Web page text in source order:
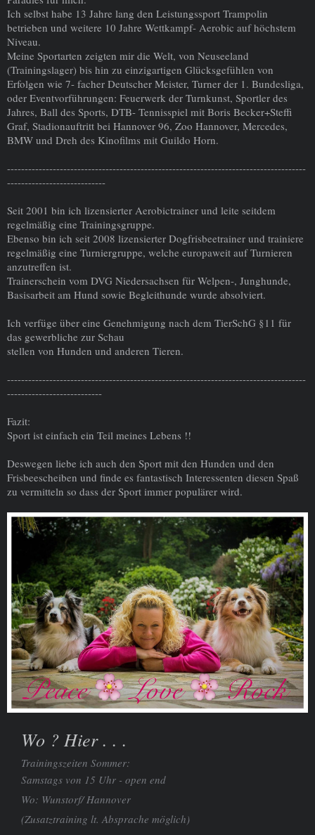
Ich selbst habe 13 Jahre lang den Leistungssport Trampolin
betrieben und weitere 10 Jahre Wettkampf- Aerobic auf höchstem
Niveau.
Meine Sportarten zeigten mir die Welt, von Neuseeland
(Trainingslager) bis hin zu einzigartigen Glücksgefühlen von
Erfolgen wie 7- facher Deutscher Meister, Turner der 1. Bundesliga,
oder Eventvorführungen: Feuerwerk der Turnkunst, Sportler des
Jahres, Ball des Sports, DTB- Tennisspiel mit Boris Becker+Steffi
Graf, Stadionauftritt bei Hannover 96, Zoo Hannover, Mercedes,
BMW und Dreh des Kinofilms mit Guildo Horn.
-------------------------------------------------------------------------------------
----------------------------
Seit 2001 bin ich lizensierter Aerobictrainer und leite seitdem
regelmäßig eine Trainingsgruppe.
Ebenso bin ich seit 2008 lizensierter Dogfrisbeetrainer und trainiere
regelmäßig eine Turniergruppe, welche europaweit auf Turnieren
anzutreffen ist.
Trainerschein vom DVG Niedersachsen für Welpen-, Junghunde,
Basisarbeit am Hund sowie Begleithunde wurde absolviert.
Ich verfüge über eine Genehmigung nach dem TierSchG §11 für
das gewerbliche zur Schau
stellen von Hunden und anderen Tieren.
-------------------------------------------------------------------------------------
---------------------------
Fazit:
Sport ist einfach ein Teil meines Lebens !!
Deswegen liebe ich auch den Sport mit den Hunden und den
Frisbeescheiben und finde es fantastisch Interessenten diesen Spaß
zu vermitteln so dass der Sport immer populärer wird.
Wo ? Hier . . .
Trainingszeiten Sommer:
Samstags von 15 Uhr - open end
Wo: Wunstorf/ Hannover
(Zusatztraining lt. Absprache möglich)